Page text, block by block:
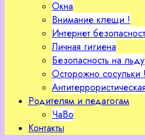
Окна
Внимание клещи !
Интернет
Личная гигиена
Безопасность на льду
Осторожно сосульки !
Родителям и педагогам
ЧаВо
Контакты